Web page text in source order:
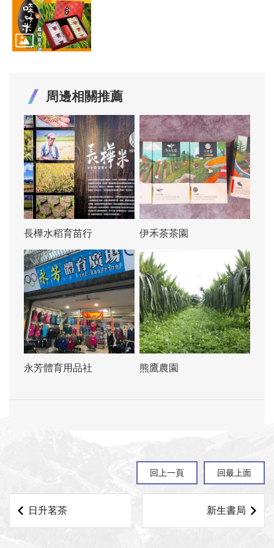
周邊相關推薦
長樺水稻育苗行 伊禾茶茶園
永芳體育用品社 熊鷹農園
回上一頁 回最上面
日升茗茶 新生書局